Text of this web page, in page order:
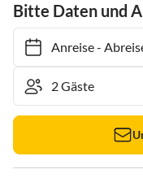
Bitte Daten und
Anreise- Abreise